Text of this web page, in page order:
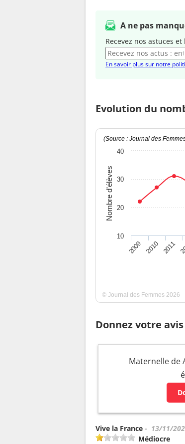
A ne pas
Recevez nos astuces
En savoir plus sur notre
Evolution du
Nombre d'élèves
(Source : Journal des
2009 2010 2011
10
20
30
40
© Journal des Femmes 2026
Donnez votre
Maternelle de
Vive la France - 13/11/
Médiocre